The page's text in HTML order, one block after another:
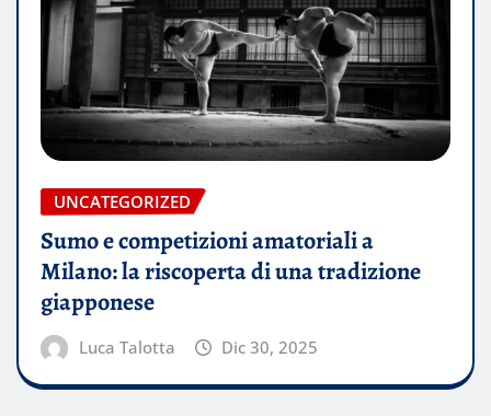
UNCATEGORIZED
Sumo e competizioni amatoriali a
Milano: la riscoperta di una tradizione
giapponese
Luca Talotta Dic 30, 2025